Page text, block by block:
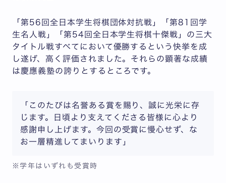
「第56回全日本学生将棋団体対抗戦」「第81回学
生名人戦」「第54回全日本学生将棋十傑戦」の三大
タイトル戦すべてにおいて優勝するという快挙を成
し遂げ、高く評価されました。それらの顕著な成績
は慶應義塾の誇りとするところです。
「このたびは名誉ある賞を賜り、誠に光栄に存
じます。日頃より支えてくださる皆様に心より
感謝申し上げます。今回の受賞に慢心せず、な
お一層精進してまいります」
※学年はいずれも受賞時